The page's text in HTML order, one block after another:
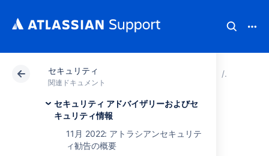
セキュリティ
関連ドキュメント
セキュリティ アドバイザリーおよびセ
キュリティ情報
11月 2022: アトラシアンセキュリテ
ィ勧告の概要
アトラシアン サポート
Security Bulletin -
December 12 2023